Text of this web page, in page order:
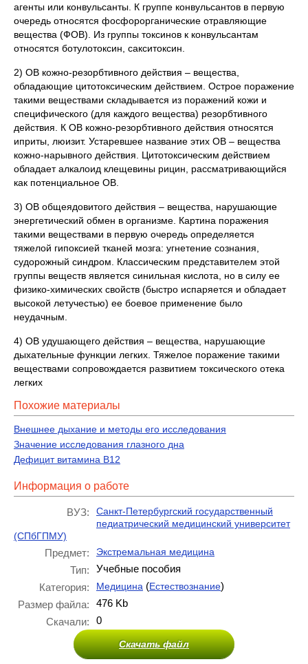
агенты или конвульсанты. К группе конвульсантов в первую
очередь относятся фосфорорганические отравляющие
вещества (ФОВ). Из группы токсинов к конвульсантам
относятся ботулотоксин, сакситоксин.
2) ОВ кожно-резорбтивного действия – вещества,
обладающие цитотоксическим действием. Острое поражение
такими веществами складывается из поражений кожи и
специфического (для каждого вещества) резорбтивного
действия. К ОВ кожно-резорбтивного действия относятся
иприты, люизит. Устаревшее название этих ОВ – вещества
кожно-нарывного действия. Цитотоксическим действием
обладает алкалоид клещевины рицин, рассматривающийся
как потенциальное ОВ.
3) ОВ общеядовитого действия – вещества, нарушающие
энергетический обмен в организме. Картина поражения
такими веществами в первую очередь определяется
тяжелой гипоксией тканей мозга: угнетение сознания,
судорожный синдром. Классическим представителем этой
группы веществ является синильная кислота, но в силу ее
физико-химических свойств (быстро испаряется и обладает
высокой летучестью) ее боевое применение было
неудачным.
4) ОВ удушающего действия – вещества, нарушающие
дыхательные функции легких. Тяжелое поражение такими
веществами сопровождается развитием токсического отека
легких
Похожие материалы
Внешнее дыхание и методы его исследования
Значение исследования глазного дна
Дефицит витамина В12
Информация о работе
ВУЗ:
Санкт-Петербургский государственный
педиатрический медицинский университет
(СПбГПМУ)
Предмет: Экстремальная медицина
Тип:
Учебные пособия
Категория:
Медицина (Естествознание)
Размер файла:
476 Kb
Скачали:
0
Скачать файл